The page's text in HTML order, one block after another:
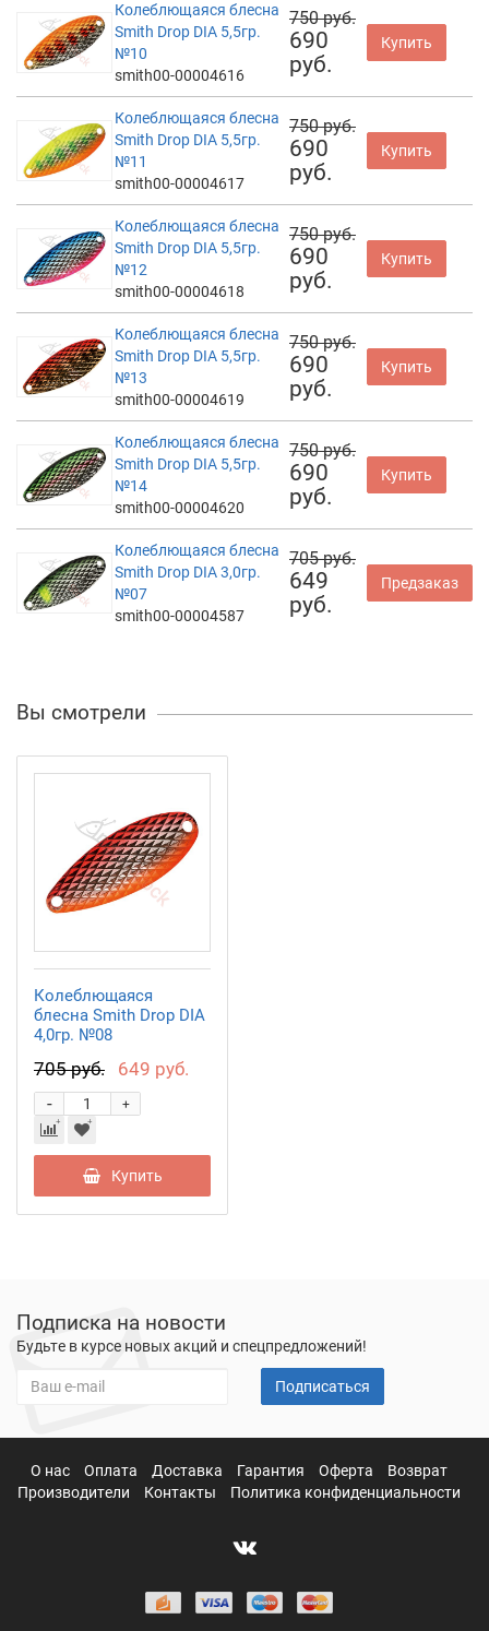
Колеблющаяся блесна
Smith Drop DIA 5,5гр.
№10
smith00-00004616
750 руб.
690
руб.
Купить
Колеблющаяся блесна
Smith Drop DIA 5,5гр.
№11
smith00-00004617
750 руб.
690
руб.
Купить
Колеблющаяся блесна
Smith Drop DIA 5,5гр.
№12
smith00-00004618
750 руб.
690
руб.
Купить
Колеблющаяся блесна
Smith Drop DIA 5,5гр.
№13
smith00-00004619
750 руб.
690
руб.
Купить
Колеблющаяся блесна
Smith Drop DIA 5,5гр.
№14
smith00-00004620
750 руб.
690
руб.
Купить
Колеблющаяся блесна
Smith Drop DIA 3,0гр.
№07
smith00-00004587
705 руб.
649
руб.
Предзаказ
Вы смотрели
Колеблющаяся
блесна Smith Drop DIA
4,0гр. №08
705 руб. 649 руб.
+
-
Купить
Подписка на новости
Будьте в курсе новых акций и спецпредложений!
Подписаться
О нас Оплата Доставка Гарантия Оферта
Возврат
Производители
Контакты Политика конфиденциальности